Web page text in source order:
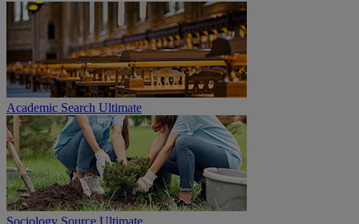
Academic Search Ultimate
Sociology Source Ultimate